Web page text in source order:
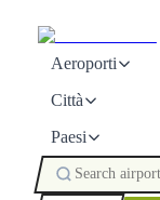
Aeroporti
Città
Paesi